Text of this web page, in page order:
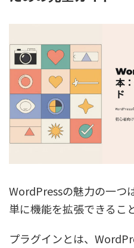
WordPressの魅力の一つ
単に機能を拡張できるこ
プラグインとは、